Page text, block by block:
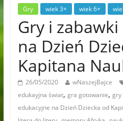
Gry wiek 3+ wiek 6+
Gry i
na Dzień
Kapitana
26/05/2020 wNaszejBajce
edukayjna świat, gra gotowanie, gry
edukacyjne na Dzień Dziecka od